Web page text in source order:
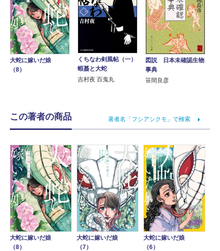
大蛇に嫁いだ娘
（8）
くちなわ剣風帖（一）
蝦蟇と大蛇
吉村夜 百鬼丸
図説 日本未確認生物
事典
笹間良彦
この著者の商品 著者名「フシアシクモ」で検索
大蛇に嫁いだ娘
（8）
大蛇に嫁いだ娘
（7）
大蛇に嫁いだ娘
（6）